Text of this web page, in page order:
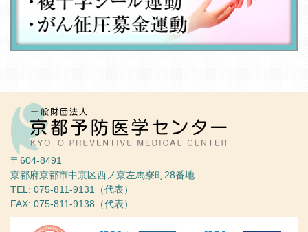
〒604-8491
京都府京都市中京区西ノ京左馬寮町28番地
TEL: 075-811-9131（代表）
FAX: 075-811-9138（代表）